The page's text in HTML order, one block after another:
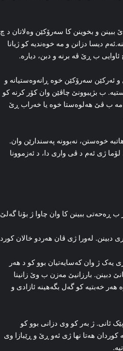
و بخوینن كا سه‌رۆکێن وه‌لاتان د چ
دیسا دزانن و مه‌ خوه‌ندیه‌ کو ژیانا
ب ڕێ ڤه‌ برنه‌ و دبن، دیاره‌.
ئه‌رکێن سه‌رۆکێن خوه‌ ڕانه‌وه‌ستیانه‌ و
ب بژیبوونێ چاڤێن وان کۆر کرنه‌ کو
مه‌ ب ڤێ هه‌لوه‌ستا خوه‌ یا خه‌راب ڕێ
خوه‌ستن، نه‌بوونە په‌سندارێن وان.
ژی ئه‌م د ڤی واری دا، د ئه‌زموونا
ب ڕه‌حه‌تی ببینن كا وان چاوا ژ بۆنا گه‌لێ
دبینن. له‌ورا ژی ڤان هه‌ردو خالان کورد
یه‌ک ژ وان که‌سایه‌تیان بوو کو د هه‌ر
دبینن. بارزانیێ مه‌زن ب وێ زانینا
خه‌بتیه‌ کو گه‌ل بگەھینه‌ ئازادی و
ئانی. ژ به‌ر کو وی دزانی بوو کو
هه‌تا نها ژی ئه‌و ڕێ و ڕێبازا وی